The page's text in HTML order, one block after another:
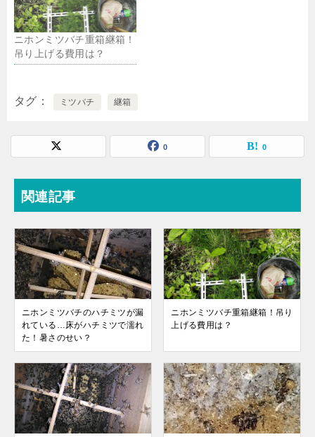
ニホンミツバチ重箱継箱！
吊り上げる費用は？
タグ ミツバチ 継箱
0 0
関連記事
ニホンミツバチのハチミツが漏
れている…床がハチミツで濡れ
た！暑さのせい？
ニホンミツバチ重箱継箱！吊り
上げる費用は？